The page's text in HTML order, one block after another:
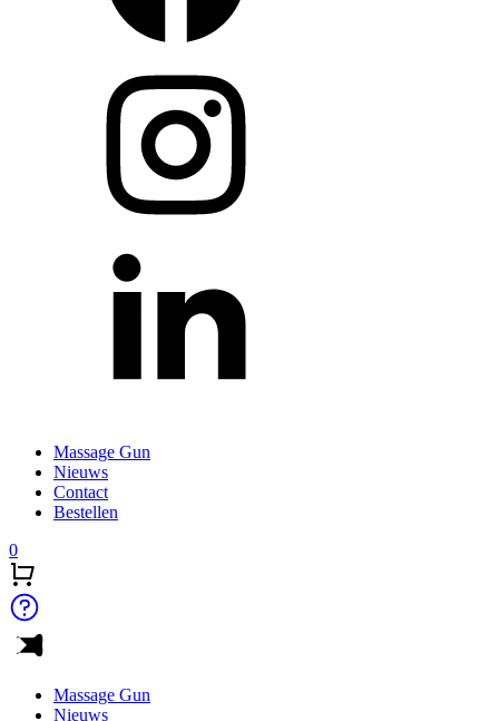
Massage Gun
Nieuws
Contact
Bestellen
0
Massage Gun
Nieuws